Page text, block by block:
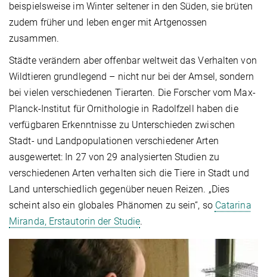
beispielsweise im Winter seltener in den Süden, sie brüten
zudem früher und leben enger mit Artgenossen
zusammen.
Städte verändern aber offenbar weltweit das Verhalten von
Wildtieren grundlegend – nicht nur bei der Amsel, sondern
bei vielen verschiedenen Tierarten. Die Forscher vom Max-
Planck-Institut für Ornithologie in Radolfzell haben die
verfügbaren Erkenntnisse zu Unterschieden zwischen
Stadt- und Landpopulationen verschiedener Arten
ausgewertet: In 27 von 29 analysierten Studien zu
verschiedenen Arten verhalten sich die Tiere in Stadt und
Land unterschiedlich gegenüber neuen Reizen. „Dies
scheint also ein globales Phänomen zu sein“, so Catarina
Miranda, Erstautorin der Studie.